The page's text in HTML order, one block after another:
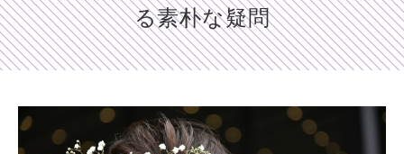
Plan
プラン
Shop list
Pick up
る素朴な疑問